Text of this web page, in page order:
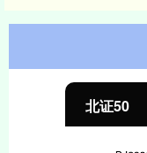
北证50